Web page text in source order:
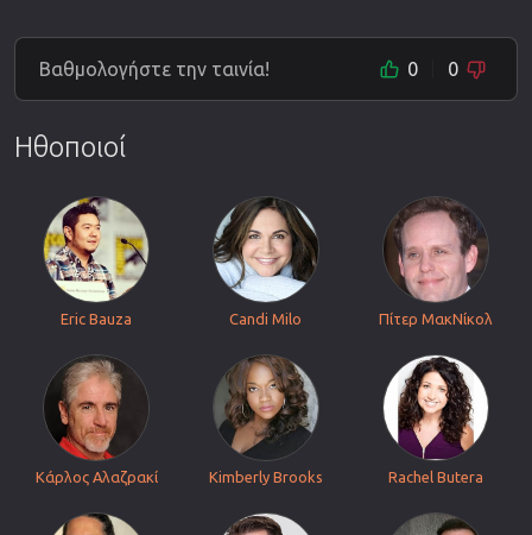
Βαθμολογήστε την ταινία! 0 0
Ηθοποιοί
Eric Bauza Candi Milo Πίτερ ΜακΝίκολ
Κάρλος Αλαζρακί Kimberly Brooks Rachel Butera